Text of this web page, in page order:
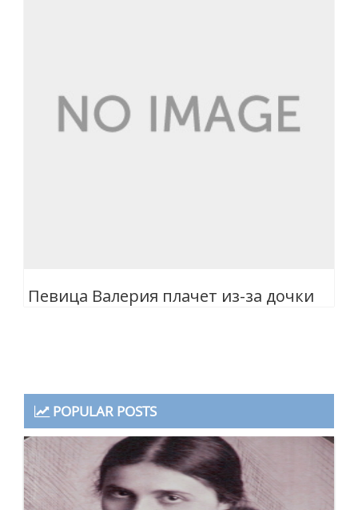
Певица Валерия плачет из-за дочки
POPULAR POSTS